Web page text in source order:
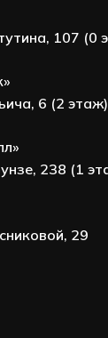
107 (0
6 (2 этаж)
238 (1
29